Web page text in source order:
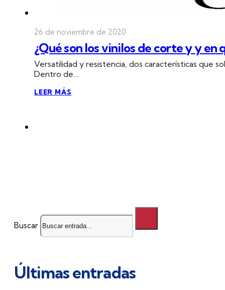
26 de noviembre de 2020
¿Qué son los vinilos de corte y y
Versatilidad y resistencia, dos características que
Dentro de…
LEER MÁS
Buscar
Últimas entradas